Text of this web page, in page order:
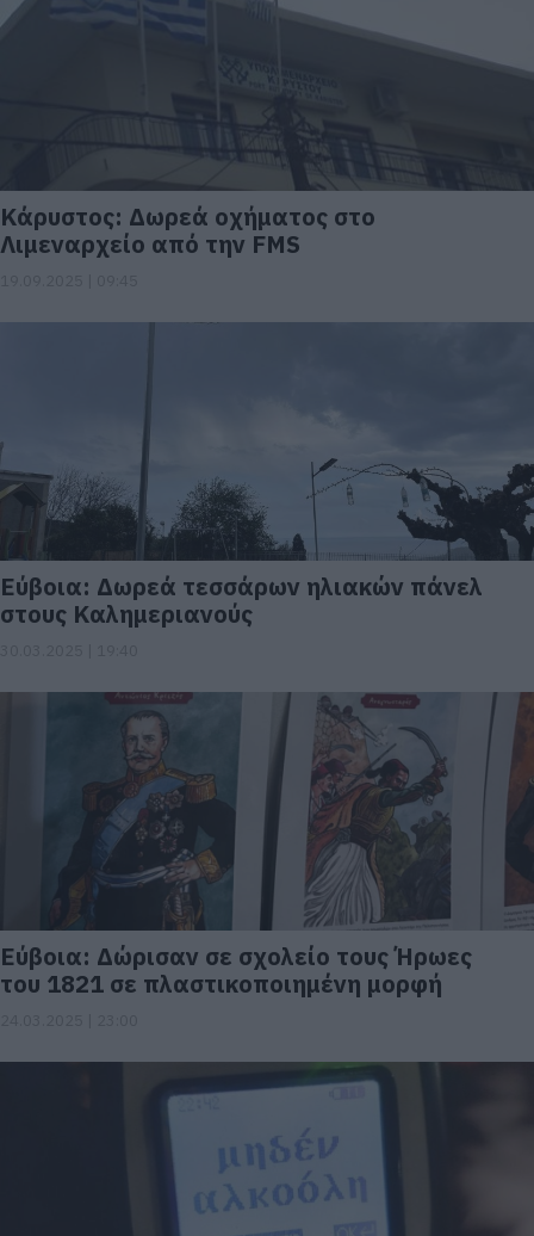
Κάρυστος: Δωρεά οχήματος στο
Λιμεναρχείο από την FMS
Εύβοια: Δωρεά τεσσάρων ηλιακών πάνελ
στους Καλημεριανούς
Εύβοια: Δώρισαν σε σχολείο τους Ήρωες
του 1821 σε πλαστικοποιημένη μορφή